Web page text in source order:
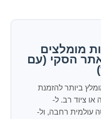
מומלצים
הסקי (עם
ביותר להזמנת
ציוד רב. ל-
עולמית רחבה, ול-